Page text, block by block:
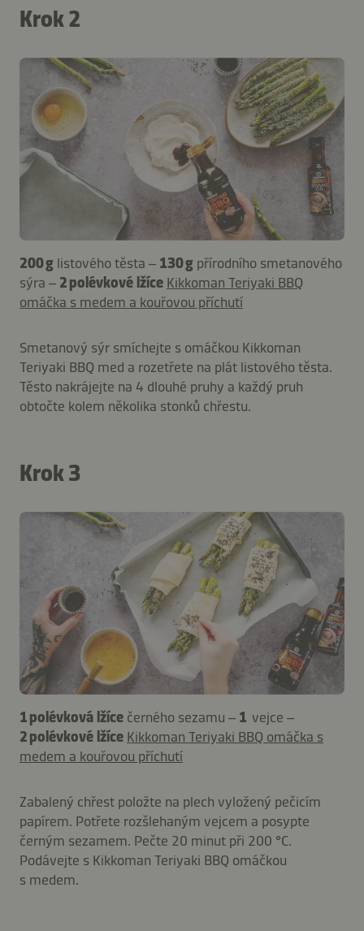
Krok 2
200 g listového těsta – 130 g přírodního smetanového
sýra – 2 polévkové lžíce Kikkoman Teriyaki BBQ
omáčka s medem a kouřovou příchutí
Smetanový sýr smíchejte s omáčkou Kikkoman
Teriyaki BBQ med a rozetřete na plát listového těsta.
Těsto nakrájejte na 4 dlouhé pruhy a každý pruh
obtočte kolem několika stonků chřestu.
Krok 3
1 polévková lžíce černého sezamu – 1 vejce –
2 polévkové lžíce Kikkoman Teriyaki BBQ omáčka s
medem a kouřovou příchutí
Zabalený chřest položte na plech vyložený pečicím
papírem. Potřete rozšlehaným vejcem a posypte
černým sezamem. Pečte 20 minut při 200 °C.
Podávejte s Kikkoman Teriyaki BBQ omáčkou
s medem.